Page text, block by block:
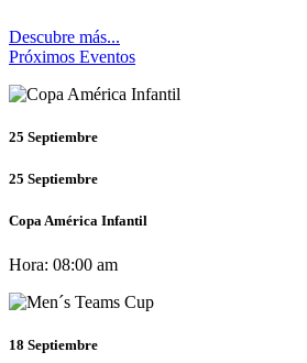
Descubre más...
Próximos Eventos
25 Septiembre
25 Septiembre
Copa América Infantil
Hora: 08:00 am
18 Septiembre